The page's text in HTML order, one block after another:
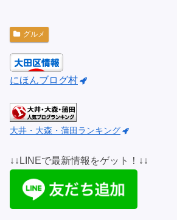
グルメ
にほんブログ村
大井・大森・蒲田ランキング
↓↓LINEで最新情報をゲット！↓↓